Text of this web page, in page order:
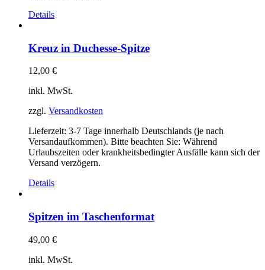
Details
Kreuz in Duchesse-Spitze
12,00 €
inkl. MwSt.
zzgl. Versandkosten
Lieferzeit: 3-7 Tage innerhalb Deutschlands (je nach
Versandaufkommen). Bitte beachten Sie: Während
Urlaubszeiten oder krankheitsbedingter Ausfälle kann sich der
Versand verzögern.
Details
Spitzen im Taschenformat
49,00 €
inkl. MwSt.